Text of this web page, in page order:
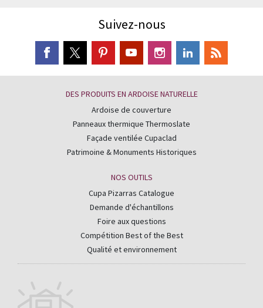
Suivez-nous
DES PRODUITS EN ARDOISE NATURELLE
Ardoise de couverture
Panneaux thermique Thermoslate
Façade ventilée Cupaclad
Patrimoine & Monuments Historiques
NOS OUTILS
Cupa Pizarras Catalogue
Demande d'échantillons
Foire aux questions
Compétition Best of the Best
Qualité et environnement